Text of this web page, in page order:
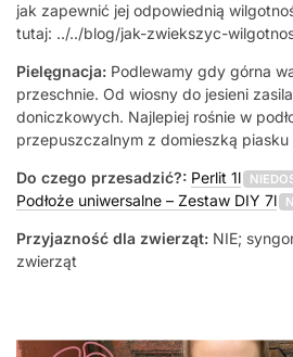
jak zapewnić jej odpowiednią
tutaj: ../../blog/jak-zwiekszyc-
Pielęgnacja: Podlewamy gdy górna
przeschnie. Od wiosny do jesieni
doniczkowych. Najlepiej rośnie w
przepuszczalnym z domieszką piasku
Do czego przesadzić?: Perlit 1l
Podłoże uniwersalne – Zestaw DIY 7l
Przyjazność dla zwierząt: NIE;
zwierząt